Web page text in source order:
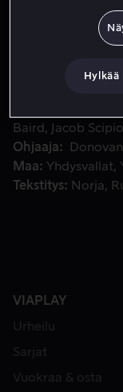
havaitsee
Baird
Jacob Scipio
Ohjaaja
Maa
Yhdysvallat
Tekstitys
Norja
VIAPLAY
Urheilu
Sarjat
Vuokraa & osta
Hylkää